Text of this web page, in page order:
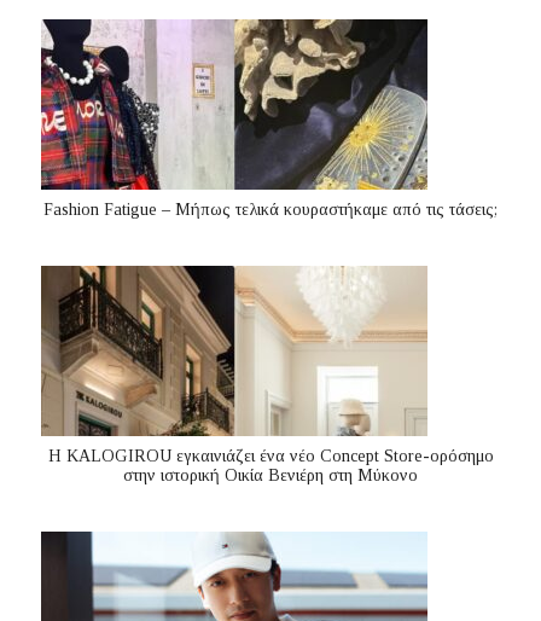
Fashion Fatigue – Μήπως τελικά κουραστήκαμε από τις τάσεις;
Η KALOGIROU εγκαινιάζει ένα νέο Concept Store-ορόσημο
στην ιστορική Οικία Βενιέρη στη Μύκονο